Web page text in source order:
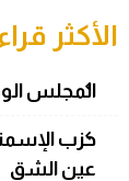
الأكثر
المجلس
حزب
عين الشق